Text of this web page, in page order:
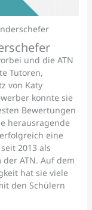
und die ATN
Tutoren,
von Katy
konnte sie
Bewertungen
herausragende
eine
2013 als
ATN. Auf dem
hat sie viele
den Schülern